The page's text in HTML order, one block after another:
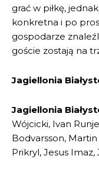
grać w piłkę,
konkretna i po
gospodarze
goście zostają na
Jagiellonia
Jagiellonia
Wójcicki, Ivan
Bodvarsson,
Prikryl, Jesus